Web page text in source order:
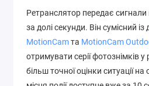
Ретранслятор передає сигнали
за долі секунди. Він сумісний
MotionCamта MotionCam
отримувати серії фотознімків
більш точної оцінки ситуації